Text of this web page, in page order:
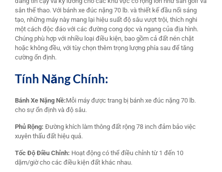
sân thể thao. Với bánh xe đúc nặng 70 lb. và thiết kế đầu nổi sáng
tạo, những máy này mang lại hiệu suất độ sâu vượt trội, thích nghi
một cách độc đáo với các đường cong dọc và ngang của địa hình.
Chúng phù hợp với nhiều loại điều kiện, bao gồm cả đất nén chặt
hoặc không đều, với tùy chọn thêm trọng lượng phía sau để tăng
cường ổn định.
Tính Năng Chính:
Bánh Xe Nặng Nề:Mỗi máy được trang bị bánh xe đúc nặng 70 lb.
cho sự ổn định và độ sâu.
Phủ Rộng: Đường khích làm thông đất rộng 78 inch đảm bảo việc
xuyên thấu đất hiệu quả.
Tốc Độ Điều Chỉnh: Hoạt động có thể điều chỉnh từ 1 đến 10
dặm/giờ cho các điều kiện đất khác nhau.